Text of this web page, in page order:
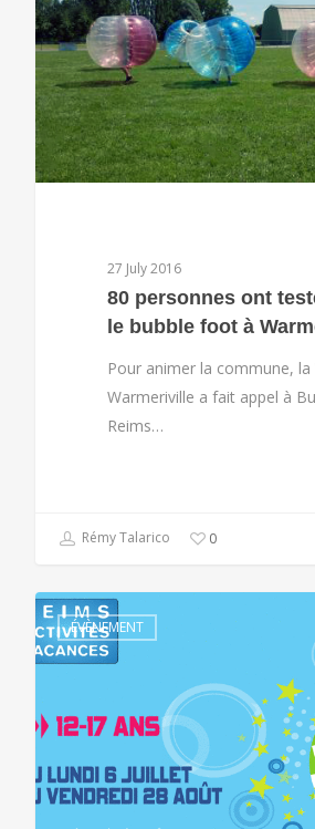
27 July 2016
80 personnes ont
le bubble foot à
Pour animer la commune, la
Warmeriville a fait appel à
Reims…
Rémy Talarico 0
ÉVÈNEMENT